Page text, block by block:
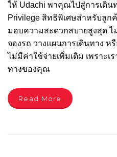
ให้ Udachi พาคุณไปสู่การเดิน
Privilege สิทธิพิเศษสำหรับลู
มอบความสะดวกสบายสูงสุด ไ
จองรถ วางแผนการเดินทาง
ไม่มีค่าใช้จ่ายเพิ่มเติม เพราะเ
ทางของคุณ
Read More